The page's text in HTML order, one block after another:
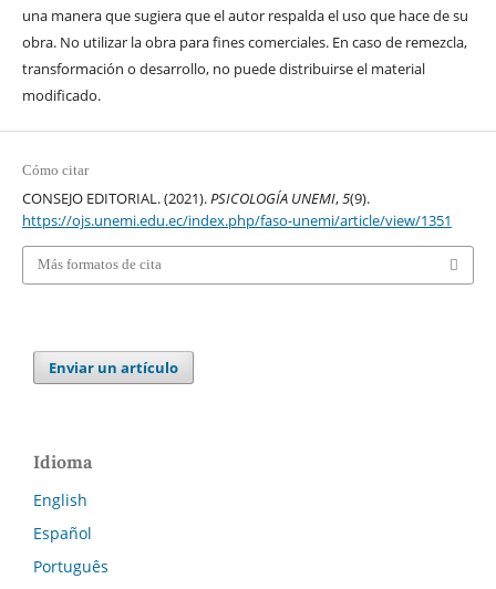
una manera que sugiera que el autor respalda el uso que hace de su
obra. No utilizar la obra para fines comerciales. En caso de remezcla,
transformación o desarrollo, no puede distribuirse el material
modificado.
Cómo citar
CONSEJO EDITORIAL. (2021).PSICOLOGÍA UNEMI,5(9).
https://ojs.unemi.edu.ec/index.php/faso-unemi/article/view/1351
Más formatos de cita
Enviar un artículo
Idioma
English
Español
Português